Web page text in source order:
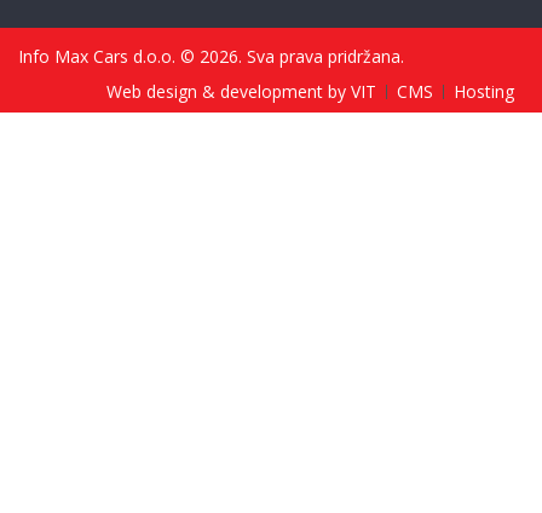
Info Max Cars d.o.o. © 2026. Sva prava pridržana.
Web design & development by VIT
CMS Hosting